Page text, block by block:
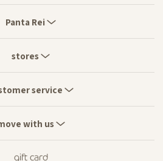
Rei
Panta Rei
stores
with
service
customer service
gift card